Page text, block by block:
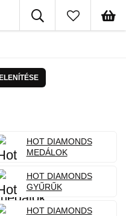
HOT DIAMONDS
MEDÁLOK
HOT DIAMONDS
GYŰRŰK
HOT DIAMONDS